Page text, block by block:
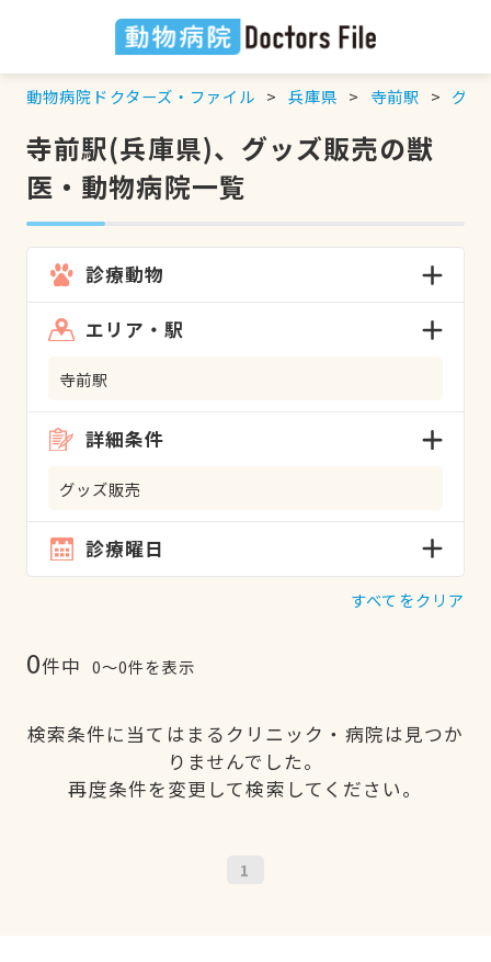
動物病院ドクターズ・ファイル 兵庫県 寺前駅 グッ
寺前駅(兵庫県)、グッズ販売の獣
医・動物病院一覧
診療動物
エリア・駅
寺前駅
詳細条件
グッズ販売
診療曜日
すべてをクリア
0件中 0〜0件を表示
検索条件に当てはまるクリニック・病院は見つか
りませんでした。
再度条件を変更して検索してください。
1